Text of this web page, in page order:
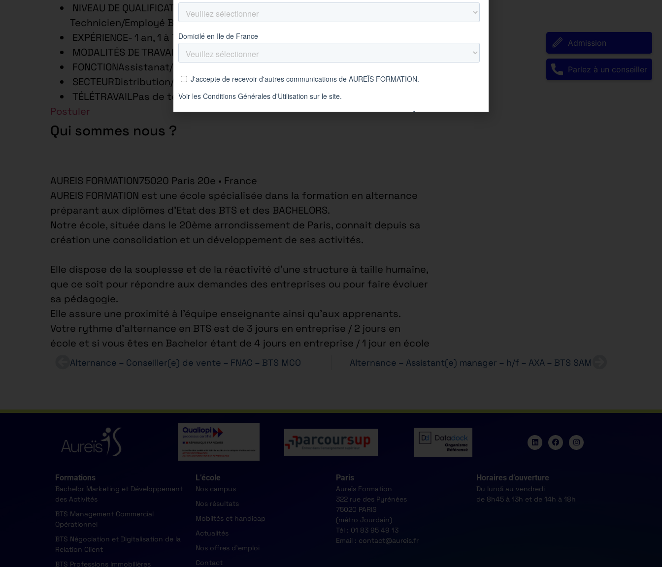
NIVEAU DE QUALIFICATIONEmployé/Opérateur/Ouvrier Spe/Bac,
Technicien/Employé Bac +2
EXPÉRIENCE- 1 an, 1 à 7 ans
MODALITÉS DE TRAVAILTemps complet
FONCTIONAssistanat/Adm.ventes/Accueil, RH/Personnel/Formation
SECTEURDistribution/Commerce de gros
TÉLÉTRAVAILPas de télétravail
Postuler
Qui sommes nous ?
AUREIS FORMATION75020 Paris 20e • France
AUREIS FORMATION est une école spécialisée dans la formation en alternance
préparant aux diplômes d’Etat des BTS et des BACHELORS.
Notre école, située dans le 20ème arrondissement de Paris, connait depuis sa
création une consolidation et un développement de ses activités.
Elle dispose de la souplesse et de la réactivité d’une structure à taille humaine,
que ce soit pour répondre aux demandes des entreprises ou pour faire évoluer
sa pédagogie.
Elle assure une proximité à l’équipe enseignante ainsi qu’aux apprenants.
Votre rythme d’alternance en BTS est de 3 jours en entreprise / 2 jours en
école et si vous êtes en Bachelor étant de 4 jours en entreprise / 1 jour en école
Alternance – Conseiller(e) de vente – FNAC – BTS MCO Alternance – Assistant(e) manager – h/f – AXA – BTS SAM
Formations
Bachelor Marketing et Développement
des Activités
BTS Management Commercial
Opérationnel
BTS Négociation et Digitalisation de la
Relation Client
BTS Professions Immobilières
L’école
Nos campus
Nos résultats
Mobiltés et handicap
Actualités
Nos offres d'emploi
Contact
Paris
Aureïs Formation
322 rue des Pyrénées
75020 PARIS
(métro Jourdain)
Tél : 01 83 95 49 13
Email : contact@aureis.fr
Horaires d’ouverture
Du lundi au vendredi
de 8h45 à 13h et de 14h à 18h
Admission
Parlez à un conseiller